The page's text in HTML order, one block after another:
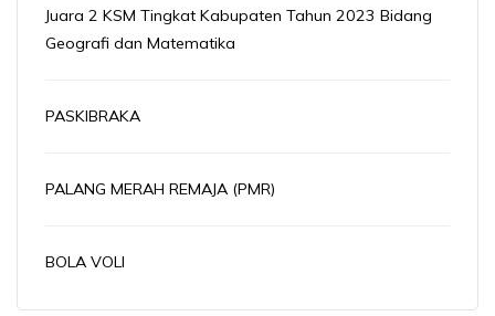
Juara 2 KSM Tingkat Kabupaten Tahun 2023 Bidang
Geografi dan Matematika
PASKIBRAKA
PALANG MERAH REMAJA (PMR)
BOLA VOLI